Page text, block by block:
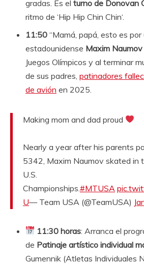
gradas. Es el turno de Donovan
ritmo de ‘Hip Hip Chin Chin‘.
11:50 “Mamá, papá, esto es por
estadounidense Maxim Naumov
Juegos Olímpicos y al terminar
de sus padres, patinadores
de avión en 2025.
Making mom and dad proud
Nearly a year after his parents
5342, Maxim Naumov skated in
U.S.
Championships. #MTUSA
U— Team USA (@TeamUSA)
11:30 horas: Arranca el
de Patinaje artístico individual
Gumennik (Atletas Individuales